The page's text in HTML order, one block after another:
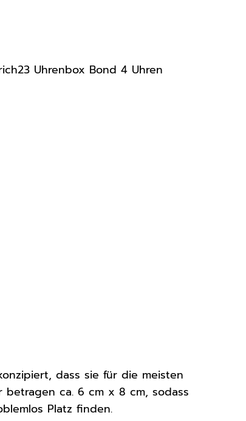
Uhrenbox Bond 4 Uhren
dass sie für die meisten
betragen ca. 6 cm x 8 cm, sodass
Platz finden.